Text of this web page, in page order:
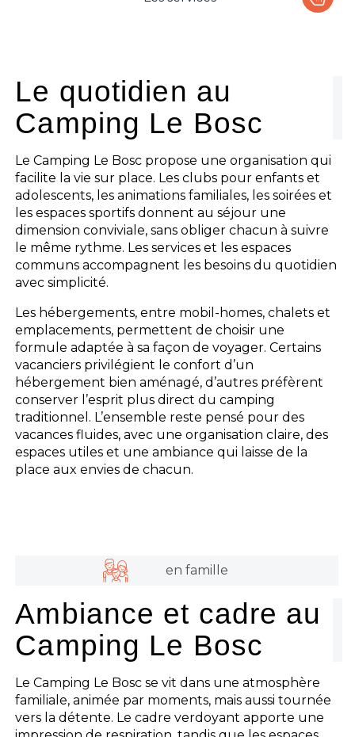
Les activités
Les infos pratiques
Le quotidien au
Camping Le Bosc
Le Camping Le Bosc propose une organisation qui
facilite la vie sur place. Les clubs pour enfants et
adolescents, les animations familiales, les soirées et
les espaces sportifs donnent au séjour une
dimension conviviale, sans obliger chacun à suivre
le même rythme. Les services et les espaces
communs accompagnent les besoins du quotidien
avec simplicité.
Les hébergements, entre mobil-homes, chalets et
emplacements, permettent de choisir une
formule adaptée à sa façon de voyager. Certains
vacanciers privilégient le confort d’un
hébergement bien aménagé, d’autres préfèrent
conserver l’esprit plus direct du camping
traditionnel. L’ensemble reste pensé pour des
vacances fluides, avec une organisation claire, des
espaces utiles et une ambiance qui laisse de la
place aux envies de chacun.
en famille
Ambiance et cadre au
Camping Le Bosc
Le Camping Le Bosc se vit dans une atmosphère
familiale, animée par moments, mais aussi tournée
vers la détente. Le cadre verdoyant apporte une